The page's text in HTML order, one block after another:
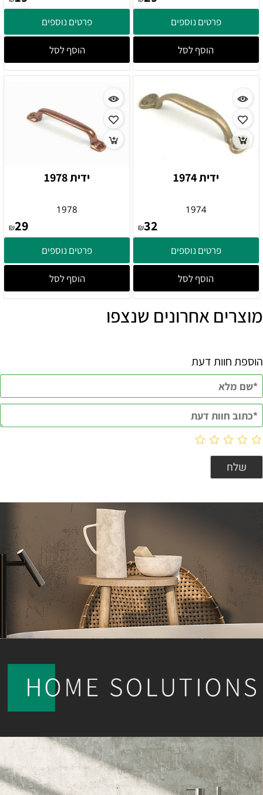
פרטים נוספים
הוסף לסל
פרטים נוספים
הוסף לסל
ידית 1974
1974
₪32
פרטים נוספים
הוסף לסל
ידית 1978
1978
₪29
פרטים נוספים
הוסף לסל
מוצרים אחרונים שנצפו
הוספת חוות דעת